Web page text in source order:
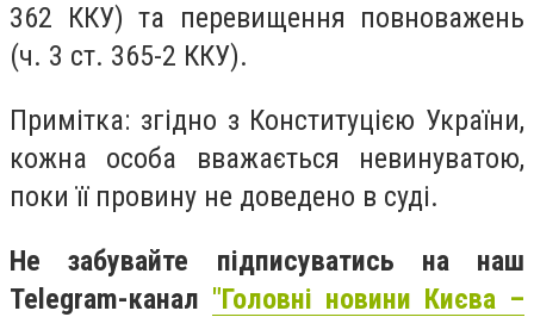
362 ККУ) та перевищення повноважень
(ч. 3 ст. 365-2 ККУ).
Примітка: згідно з Конституцією України,
кожна особа вважається невинуватою,
поки її провину не доведено в суді.
Не забувайте підписуватись на наш
Telegram-канал "Головні новини Києва –